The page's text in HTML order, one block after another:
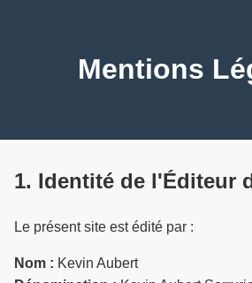
Mentions
1. Identité de l'Éditeur
Le présent site est édité par :
Nom : Kevin Aubert